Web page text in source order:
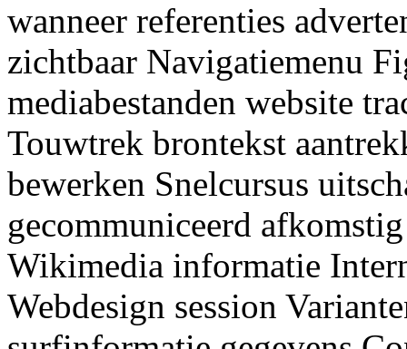
wanneer referenties
zichtbaar Navigatiemenu
mediabestanden website
Touwtrek brontekst
bewerken Snelcursus
gecommuniceerd
Wikimedia informatie
Webdesign session